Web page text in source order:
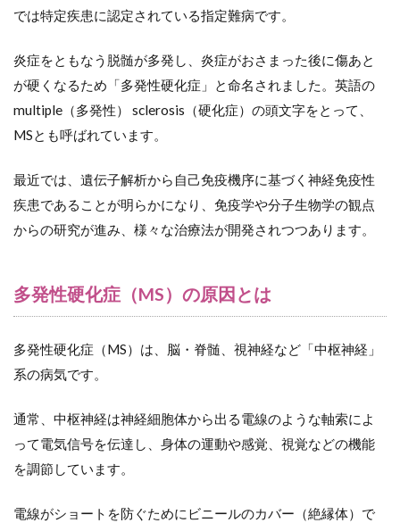
（２）
の障害
3.3
脊髄の
4
多
発性硬
化症
（MS）
者数
4.1
過去5
年の
多発
化症
の特
定疾
患医
療受
証所
では特定疾患に認定されている指定難病です。
炎症をともなう脱髄が多発し、炎症がおさまった後に傷あと
が硬くなるため「多発性硬化症」と命名されました。英語の
multiple（多発性） sclerosis（硬化症）の頭文字をとって、
MSとも呼ばれています。
最近では、遺伝子解析から自己免疫機序に基づく神経免疫性
疾患であることが明らかになり、免疫学や分子生物学の観点
からの研究が進み、様々な治療法が開発されつつあります。
多発性硬化症（MS）の原因とは
多発性硬化症（MS）は、脳・脊髄、視神経など「中枢神経」
系の病気です。
通常、中枢神経は神経細胞体から出る電線のような軸索によ
って電気信号を伝達し、身体の運動や感覚、視覚などの機能
を調節しています。
電線がショートを防ぐためにビニールのカバー（絶縁体）で